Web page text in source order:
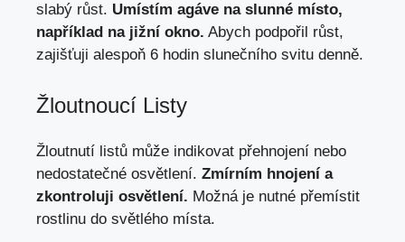
slabý růst. Umístím agáve na slunné místo,
například na jižní okno. Abych podpořil růst,
zajišťuji alespoň 6 hodin slunečního svitu denně.
Žloutnoucí Listy
Žloutnutí listů může indikovat přehnojení nebo
nedostatečné osvětlení. Zmírním hnojení a
zkontroluji osvětlení. Možná je nutné přemístit
rostlinu do světlého místa.